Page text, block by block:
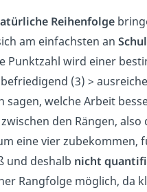
Reihenfolge
am einfachsten an
Punktzahl wird einer
(3) >
sagen, welche Arbeit
den Rängen,
eine vier zubekommen,
und deshalb nicht
Rangfolge möglich, da